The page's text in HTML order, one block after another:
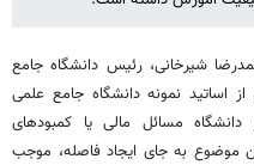
شیرخانی، رئیس دانشگاه جامع
اساتید نمونه دانشگاه جامع علمی
مسائل مالی یا کمبودهای
موضوع به جای ایجاد فاصله، موجب